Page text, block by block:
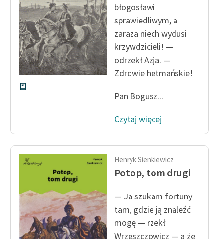
O projekcie
Zespół
Zasady wykorzystania
Wolnych Lektur
Polityka prywatności
Regulamin biblioteki
Dane fundacji i
sprawozdania finansowe
Regulamin darowizn
Informacja o treściach
wrażliwych
błogosławi
sprawiedliwym, a
zaraza niech wydusi
krzywdzicieli! —
odrzekł Azja. —
Zdrowie hetmańskie!
Pan Bogusz...
Czytaj więcej
Henryk Sienkiewicz
Potop, tom drugi
— Ja szukam fortuny
tam, gdzie ją znaleźć
mogę — rzekł
Wrzeszczowicz — a że